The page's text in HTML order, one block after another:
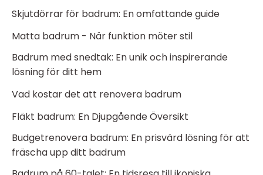
Skjutdörrar för badrum: En omfattande guide
Matta badrum - När funktion möter stil
Badrum med snedtak: En unik och inspirerande
lösning för ditt hem
Vad kostar det att renovera badrum
Fläkt badrum: En Djupgående Översikt
Budgetrenovera badrum: En prisvärd lösning för att
fräscha upp ditt badrum